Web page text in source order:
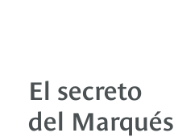
El secreto
del Marqués